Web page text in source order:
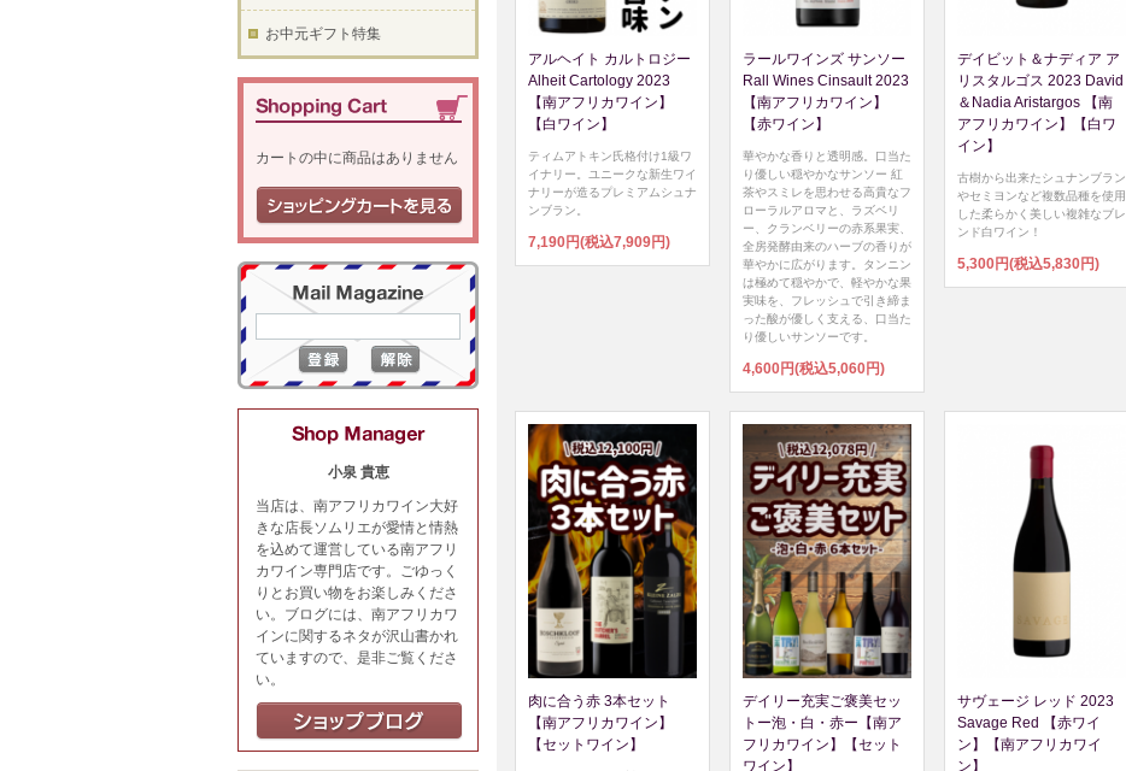
アルヘイト カルトロジー
Alheit Cartology 2023
【南アフリカワイン】
【白ワイン】
ティムアトキン氏格付け1級ワ
イナリー。ユニークな新生ワイ
ナリーが造るプレミアムシュナ
ンブラン。
7,190円(税込7,909円)
ラールワインズ サンソー
Rall Wines Cinsault 2023
【南アフリカワイン】
【赤ワイン】
華やかな香りと透明感。口当た
り優しい穏やかなサンソー 紅
茶やスミレを思わせる高貴なフ
ローラルアロマと、ラズベリ
ー、クランベリーの赤系果実、
全房発酵由来のハーブの香りが
華やかに広がります。タンニン
は極めて穏やかで、軽やかな果
実味を、フレッシュで引き締ま
った酸が優しく支える、口当た
り優しいサンソーです。
4,600円(税込5,060円)
デイビット＆ナディア ア
リスタルゴス 2023 David
＆Nadia Aristargos 【南
アフリカワイン】【白ワ
イン】
古樹から出来たシュナンブラン
やセミヨンなど複数品種を使用
した柔らかく美しい複雑なブレ
ンド白ワイン！
5,300円(税込5,830円)
肉に合う赤 3本セット
【南アフリカワイン】
【セットワイン】
デイリー充実ご褒美セッ
トー泡・白・赤ー【南ア
フリカワイン】【セット
ワイン】
サヴェージ レッド 2023
Savage Red 【赤ワイ
ン】【南アフリカワイ
ン】
お中元ギフト特集
カートの中に商品はありません
小泉 貴恵
当店は、南アフリカワイン大好
きな店長ソムリエが愛情と情熱
を込めて運営している南アフリ
カワイン専門店です。ごゆっく
りとお買い物をお楽しみくださ
い。ブログには、南アフリカワ
インに関するネタが沢山書かれ
ていますので、是非ご覧くださ
い。